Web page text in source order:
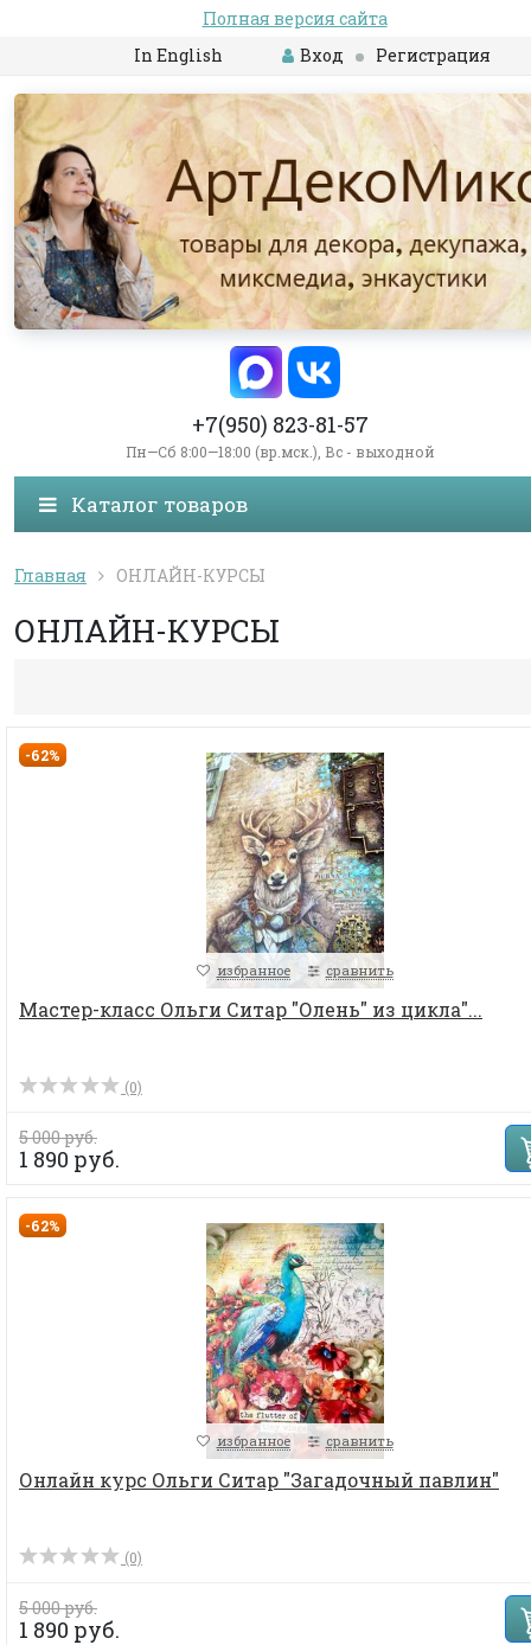
Полная версия сайта
In English
Вход Регистрация
+7(950) 823-81-57
Пн—Сб 8:00—18:00 (вр.мск.), Вс - выходной
Каталог товаров
Главная ОНЛАЙН-КУРСЫ
ОНЛАЙН-КУРСЫ
-62%
избранное сравнить
Мастер-класс Ольги Ситар "Олень" из цикла"...
(0)
5 000 руб.
1 890 руб.
-62%
избранное сравнить
Онлайн курс Ольги Ситар "Загадочный павлин"
(0)
5 000 руб.
1 890 руб.